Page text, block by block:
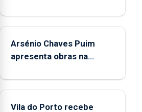
aos
durante
o
de
entre
Arsénio Chaves Puim
apresenta obras na
Porto
Vila do Porto recebe